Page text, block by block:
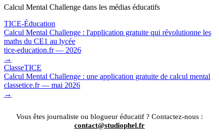
Calcul Mental Challenge dans les médias éducatifs
TICE-Éducation
Calcul Mental Challenge : l'application gratuite qui révolutionne les
maths du CE1 au lycée
tice-education.fr — 2026
→
ClasseTICE
Calcul Mental Challenge : une application gratuite de calcul mental
classetice.fr — mai 2026
→
Vous êtes journaliste ou blogueur éducatif ? Contactez-nous :
contact@studiophel.fr